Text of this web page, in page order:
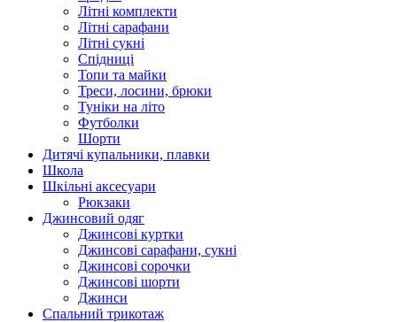
Літні комплекти
Літні сарафани
Літні сукні
Спідниці
Топи та майки
Треси, лосини, брюки
Туніки на літо
Футболки
Шорти
Дитячі купальники, плавки
Школа
Шкільні аксесуари
Рюкзаки
Джинсовий одяг
Джинсові куртки
Джинсові сарафани, сукні
Джинсові сорочки
Джинсові шорти
Джинси
Спальний трикотаж